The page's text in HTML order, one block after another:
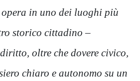
in uno dei luoghi più
storico cittadino –
oltre che dovere civico,
chiaro e autonomo su un